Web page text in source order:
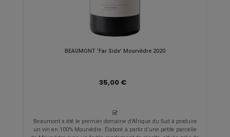
BEAUMONT 'Far Side' Mourvèdre 2020
35,00 €
Beaumont a été le premier domaine d'Afrique du Sud à produire
un vin en 100% Mourvèdre. Élaboré à partir d'une petite parcelle